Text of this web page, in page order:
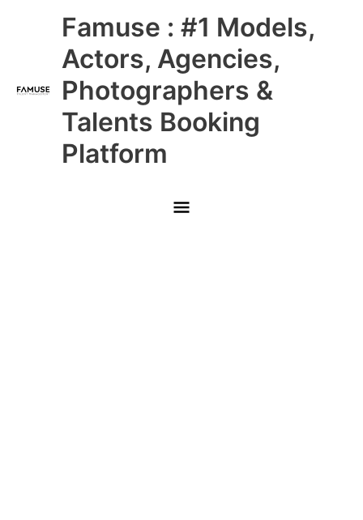
Famuse : #1 Models,
Actors, Agencies,
Photographers &
Talents Booking
Platform
Main
Menu